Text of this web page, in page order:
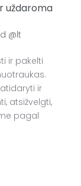
uždaroma
@lt
ir pakelti
ir
atsižvelgti,
pagal